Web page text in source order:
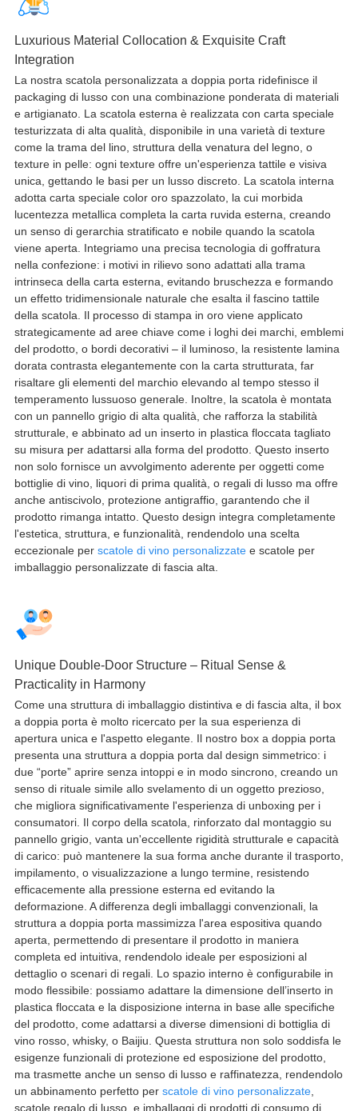
Luxurious Material Collocation & Exquisite Craft
Integration
La nostra scatola personalizzata a doppia porta ridefinisce il
packaging di lusso con una combinazione ponderata di materiali
e artigianato. La scatola esterna è realizzata con carta speciale
testurizzata di alta qualità, disponibile in una varietà di texture
come la trama del lino, struttura della venatura del legno, o
texture in pelle: ogni texture offre un'esperienza tattile e visiva
unica, gettando le basi per un lusso discreto. La scatola interna
adotta carta speciale color oro spazzolato, la cui morbida
lucentezza metallica completa la carta ruvida esterna, creando
un senso di gerarchia stratificato e nobile quando la scatola
viene aperta. Integriamo una precisa tecnologia di goffratura
nella confezione: i motivi in ​​rilievo sono adattati alla trama
intrinseca della carta esterna, evitando bruschezza e formando
un effetto tridimensionale naturale che esalta il fascino tattile
della scatola. Il processo di stampa in oro viene applicato
strategicamente ad aree chiave come i loghi dei marchi, emblemi
del prodotto, o bordi decorativi – il luminoso, la resistente lamina
dorata contrasta elegantemente con la carta strutturata, far
risaltare gli elementi del marchio elevando al tempo stesso il
temperamento lussuoso generale. Inoltre, la scatola è montata
con un pannello grigio di alta qualità, che rafforza la stabilità
strutturale, e abbinato ad un inserto in plastica floccata tagliato
su misura per adattarsi alla forma del prodotto. Questo inserto
non solo fornisce un avvolgimento aderente per oggetti come
bottiglie di vino, liquori di prima qualità, o regali di lusso ma offre
anche antiscivolo, protezione antigraffio, garantendo che il
prodotto rimanga intatto. Questo design integra completamente
l'estetica, struttura, e funzionalità, rendendolo una scelta
eccezionale per scatole di vino personalizzatee scatole per
imballaggio personalizzate di fascia alta.
Unique Double-Door Structure – Ritual Sense &
Practicality in Harmony
Come una struttura di imballaggio distintiva e di fascia alta, il box
a doppia porta è molto ricercato per la sua esperienza di
apertura unica e l'aspetto elegante. Il nostro box a doppia porta
presenta una struttura a doppia porta dal design simmetrico: i
due “porte” aprire senza intoppi e in modo sincrono, creando un
senso di rituale simile allo svelamento di un oggetto prezioso,
che migliora significativamente l'esperienza di unboxing per i
consumatori. Il corpo della scatola, rinforzato dal montaggio su
pannello grigio, vanta un'eccellente rigidità strutturale e capacità
di carico: può mantenere la sua forma anche durante il trasporto,
impilamento, o visualizzazione a lungo termine, resistendo
efficacemente alla pressione esterna ed evitando la
deformazione. A differenza degli imballaggi convenzionali, la
struttura a doppia porta massimizza l'area espositiva quando
aperta, permettendo di presentare il prodotto in maniera
completa ed intuitiva, rendendolo ideale per esposizioni al
dettaglio o scenari di regali. Lo spazio interno è configurabile in
modo flessibile: possiamo adattare la dimensione dell’inserto in
plastica floccata e la disposizione interna in base alle specifiche
del prodotto, come adattarsi a diverse dimensioni di bottiglia di
vino rosso, whisky, o Baijiu. Questa struttura non solo soddisfa le
esigenze funzionali di protezione ed esposizione del prodotto,
ma trasmette anche un senso di lusso e raffinatezza, rendendolo
un abbinamento perfetto per scatole di vino personalizzate,
scatole regalo di lusso, e imballaggi di prodotti di consumo di